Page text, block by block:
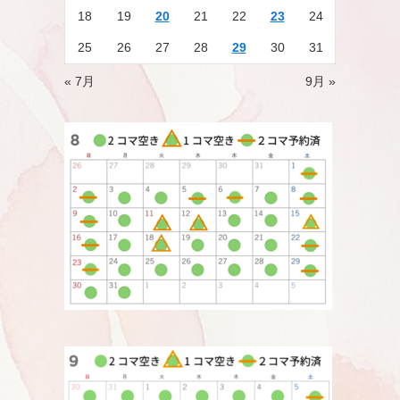
18 19 20 21 22 23 24
25 26 27 28 29 30 31
« 7月 9月 »